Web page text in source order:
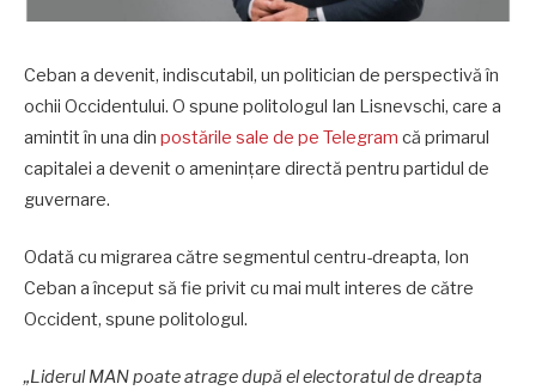
Ceban a devenit, indiscutabil, un politician de perspectivă în
ochii Occidentului. O spune politologul Ian Lisnevschi, care a
amintit în una din postările sale de pe Telegram că primarul
capitalei a devenit o amenințare directă pentru partidul de
guvernare.
Odată cu migrarea către segmentul centru-dreapta, Ion
Ceban a început să fie privit cu mai mult interes de către
Occident, spune politologul.
„Liderul MAN poate atrage după el electoratul de dreapta